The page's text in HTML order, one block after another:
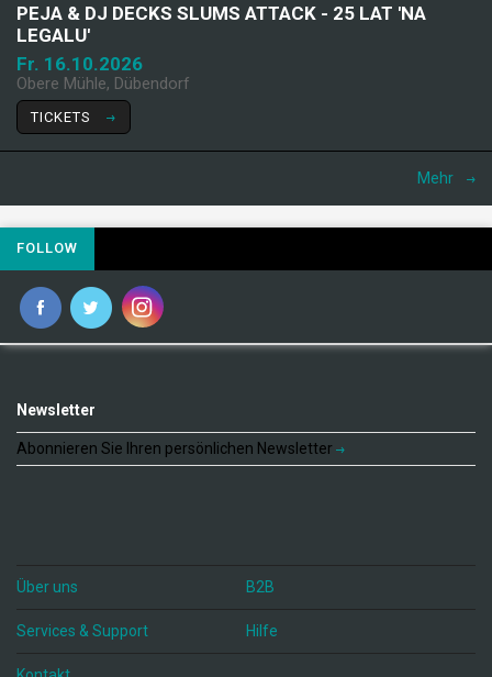
PEJA & DJ DECKS SLUMS ATTACK - 25 LAT 'NA
LEGALU'
Fr. 16.10.2026
Obere Mühle, Dübendorf
TICKETS
Mehr
FOLLOW
Newsletter
Abonnieren Sie Ihren persönlichen Newsletter
Über uns B2B
Services & Support Hilfe